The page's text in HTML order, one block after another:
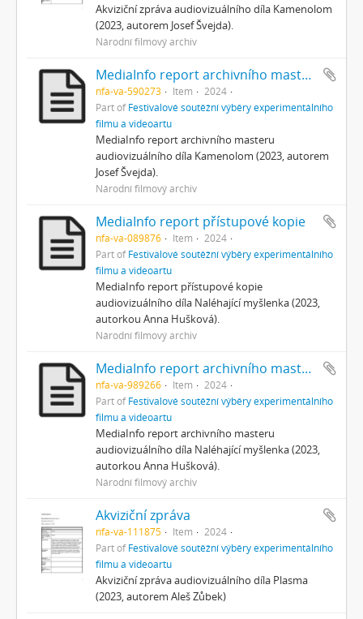
Akviziční zpráva audiovizuálního díla Kamenolom
(2023, autorem Josef Švejda).
Národní filmový archiv
MediaInfo report archivního masteru
nfa-va-590273 Item
2024
Part ofFestivalové soutěžní výběry experimentálního
filmu a videoartu
MediaInfo report archivního masteru
audiovizuálního díla Kamenolom (2023, autorem
Josef Švejda).
Národní filmový archiv
MediaInfo report přístupové kopie
nfa-va-089876 Item
2024
Part ofFestivalové soutěžní výběry experimentálního
filmu a videoartu
MediaInfo report přístupové kopie
audiovizuálního díla Naléhající myšlenka (2023,
autorkou Anna Hušková).
Národní filmový archiv
MediaInfo report archivního masteru
nfa-va-989266 Item
2024
Part ofFestivalové soutěžní výběry experimentálního
filmu a videoartu
MediaInfo report archivního masteru
audiovizuálního díla Naléhající myšlenka (2023,
autorkou Anna Hušková).
Národní filmový archiv
Akviziční zpráva
nfa-va-111875 Item
2024
Part ofFestivalové soutěžní výběry experimentálního
filmu a videoartu
Akviziční zpráva audiovizuálního díla Plasma
(2023, autorem Aleš Zůbek)